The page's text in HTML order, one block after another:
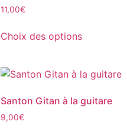
11,00€
Choix des options
produit
a
variations.
Les
Santon Gitan à la guitare
9,00€